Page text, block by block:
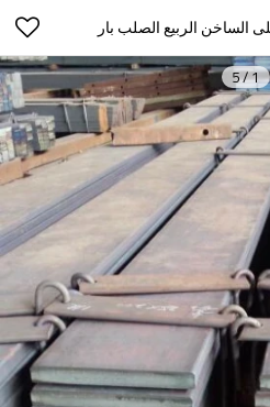
1
/
5